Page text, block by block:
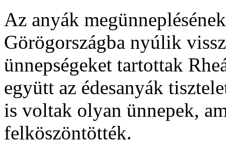
Az anyák
Görögországba nyúlik
ünnepségeket tartottak
együtt az édesanyák
is voltak olyan ünnepek,
felköszöntötték.